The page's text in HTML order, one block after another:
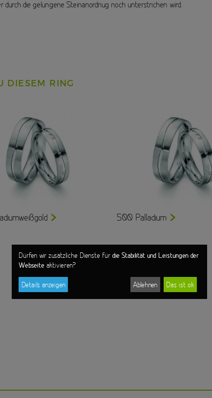
die gelungene Steinanordnug noch unterstrichen wird.
DIESEM RING
500 Palladium
Dürfen wir zusätzliche Dienste für die Stabilität und Leistungen der
Webseite aktivieren?
Details anzeigen Ablehnen Das ist ok